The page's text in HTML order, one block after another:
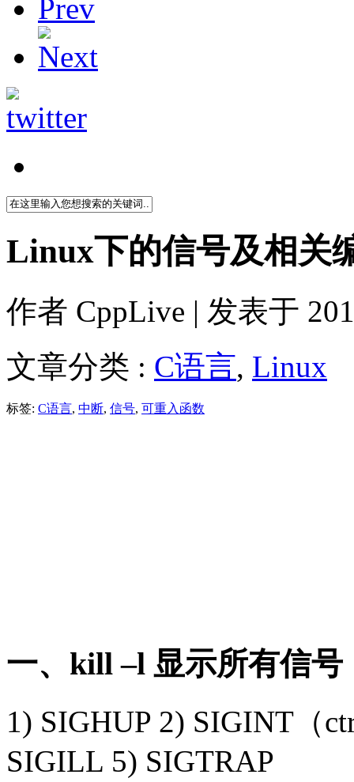
Linux下的信号及相关
作者 CppLive | 发表于
文章分类 : C语言, Linux
标签: C语言, 中断, 信号, 可重入函数
一、kill –l 显示所有信号
1) SIGHUP 2) SIGINT（
SIGILL 5) SIGTRAP